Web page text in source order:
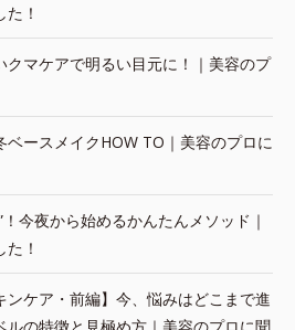
！
クマケアで明るい目元に！｜美容のプ
ースメイクHOW TO｜美容のプロに
今夜から始めるかんたんメソッド｜
！
ンケア・前編】今、悩みはどこまで進
ルの特徴と見極め方｜美容のプロに聞